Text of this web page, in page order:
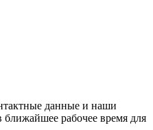
данные и наши
рабочее время для